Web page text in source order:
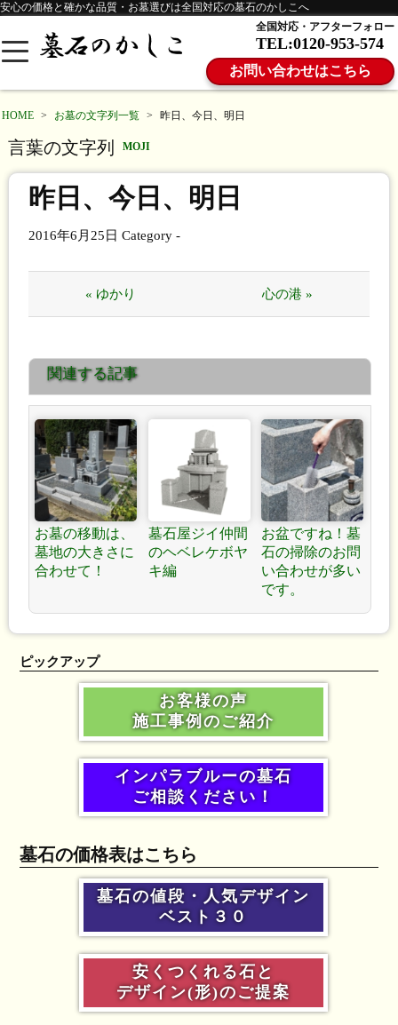
安心の価格と確かな品質・お墓選びは全国対応の墓石のかしこへ
全国対応・アフターフォロー
TEL:0120-953-574
お問い合わせはこちら
HOME > お墓の文字列一覧 > 昨日、今日、明日
言葉の文字列 MOJI
昨日、今日、明日
2016年6月25日 Category -
« ゆかり 心の港 »
関連する記事
お墓の移動は、
墓地の大きさに
合わせて！
墓石屋ジイ仲間
のヘベレケボヤ
キ編
お盆ですね！墓
石の掃除のお問
い合わせが多い
です。
ピックアップ
お客様の声
施工事例のご紹介
インパラブルーの墓石
ご相談ください！
墓石の価格表はこちら
墓石の値段・人気デザイン
ベスト３０
安くつくれる石と
デザイン(形)のご提案